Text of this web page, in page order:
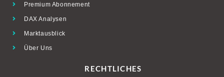
Premium Abonnement
DAX Analysen
Marktausblick
Über Uns
RECHTLICHES